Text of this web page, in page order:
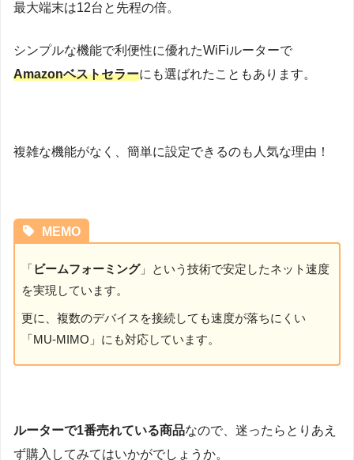
最大端末は12台と先程の倍。
シンプルな機能で利便性に優れたWiFiルーターで
Amazonベストセラーにも選ばれたこともあります。
複雑な機能がなく、簡単に設定できるのも人気な理由！
MEMO
「ビームフォーミング」という技術で安定したネット速度
を実現しています。
更に、複数のデバイスを接続しても速度が落ちにくい
「MU-MIMO」にも対応しています。
ルーターで1番売れている商品なので、迷ったらとりあえ
ず購入してみてはいかがでしょうか。